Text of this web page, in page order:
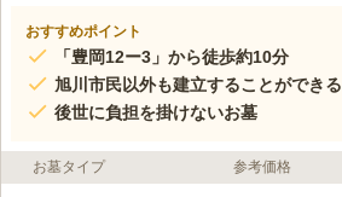
おすすめポイント
「豊岡12ー3」から徒歩約10分
旭川市民以外も建立することができる
後世に負担を掛けないお墓
お墓タイプ 参考価格